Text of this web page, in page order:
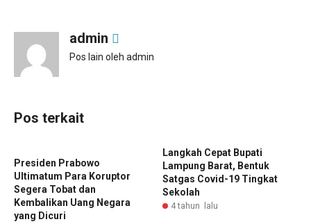
admin
Pos lain oleh admin
Pos terkait
Presiden Prabowo
Ultimatum Para Koruptor
Segera Tobat dan
Kembalikan Uang Negara
yang Dicuri
Langkah Cepat Bupati
Lampung Barat, Bentuk
Satgas Covid-19 Tingkat
Sekolah
4 tahun lalu